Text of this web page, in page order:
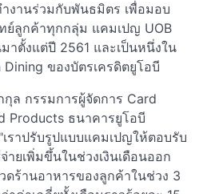
ำงานร่วมกับพันธมิตร เพื่อมอบ
ย์ลูกค้าทุกกลุ่ม แคมเปญ UOB
าตั้งแต่ปี 2561 และเป็นหนึ่งใน
ของบัตรเครดิตยูโอบี
ล กรรมการผู้จัดการ Card
Products ธนาคารยูโอบี
เราปรับรูปแบบแคมเปญให้ตอบรับ
ยเพิ่มขึ้นในช่วงเงินเดือนออก
ดร้านอาหารของลูกค้าในช่วง 3